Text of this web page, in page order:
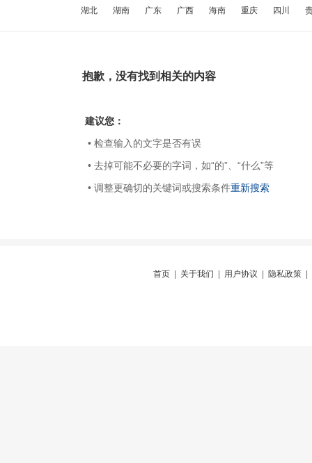
湖北
湖南 广东 广西 海南 重庆 四川
抱歉，没有找到相关的内容
建议您：
• 检查输入的文字是否有误
• 去掉可能不必要的字词，如“的”、“什么”等
• 调整更确切的关键词或搜索条件重新搜索
首页 关于我们 用户协议 隐私政策